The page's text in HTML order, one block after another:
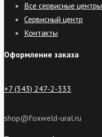
Все сервисные центры
Сервисный центр
Контакты
Оформление заказа
+7 (343) 247-2-333
shop@foxweld-ural.ru